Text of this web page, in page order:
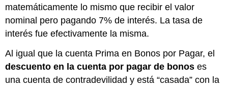
matemáticamente lo mismo que recibir el valor
nominal pero pagando 7% de interés. La tasa de
interés fue efectivamente la misma.
Al igual que la cuenta Prima en Bonos por Pagar, el
descuento en la cuenta por pagar de bonos es
una cuenta de contradevilidad y está “casada” con la